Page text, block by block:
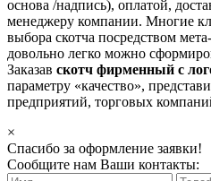
основа /надпись), оплатой,
менеджеру компании. Многие
выбора скотча посредством
довольно легко можно
Заказав скотч фирменный с
параметру «качество»,
предприятий, торговых
×
Спасибо за оформление заявки!
Сообщите нам Ваши контакты: